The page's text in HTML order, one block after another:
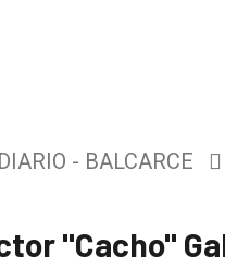
- BALCARCE
"Cacho"